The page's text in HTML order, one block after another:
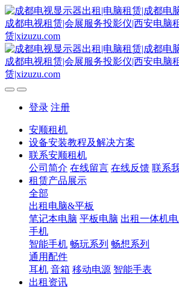
登录 注册
安顺租机
设备安装教程及解决方案
联系安顺租机
公司简介 在线留言 在线反馈 联系
租赁产品展示
全部
出租电脑&平板
笔记本电脑 平板电脑 出租一体机
手机
智能手机 畅玩系列 畅想系列
通用配件
耳机 音箱 移动电源 智能手表
出租资讯